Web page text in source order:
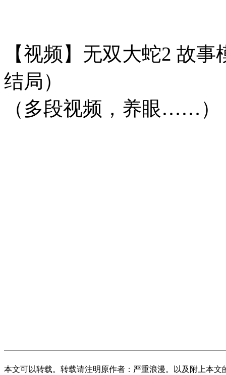
【视频】无双大蛇2 故
结局）
（多段视频，养眼……）
本文可以转载。转载请注明原作者：严重浪漫。以及附上本文